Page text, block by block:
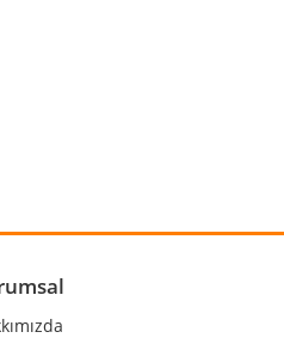
bilgiler bulunuyor.